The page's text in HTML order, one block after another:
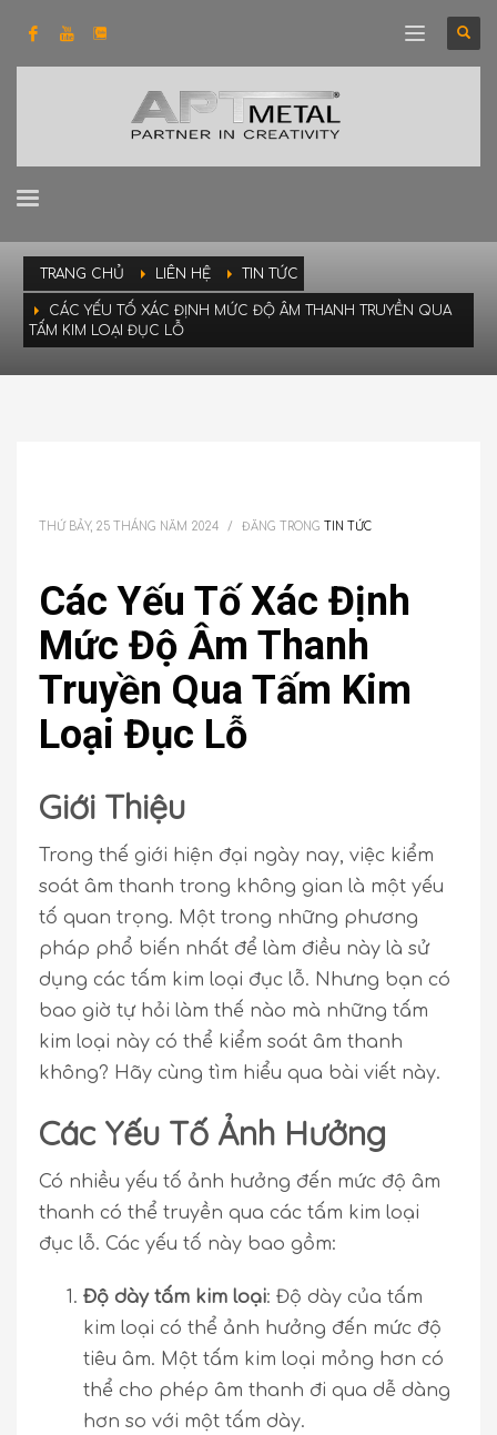
TRANG CHỦ LIÊN HỆ TIN TỨC
CÁC YẾU TỐ XÁC ĐỊNH MỨC ĐỘ ÂM THANH TRUYỀN QUA
TẤM KIM LOẠI ĐỤC LỖ
THỨ BẢY, 25 THÁNG NĂM 2024 / ĐĂNG TRONG TIN TỨC
Các Yếu Tố Xác Định
Mức Độ Âm Thanh
Truyền Qua Tấm Kim
Loại Đục Lỗ
Giới Thiệu
Trong thế giới hiện đại ngày nay, việc kiểm
soát âm thanh trong không gian là một yếu
tố quan trọng. Một trong những phương
pháp phổ biến nhất để làm điều này là sử
dụng các tấm kim loại đục lỗ. Nhưng bạn có
bao giờ tự hỏi làm thế nào mà những tấm
kim loại này có thể kiểm soát âm thanh
không? Hãy cùng tìm hiểu qua bài viết này.
Các Yếu Tố Ảnh Hưởng
Có nhiều yếu tố ảnh hưởng đến mức độ âm
thanh có thể truyền qua các tấm kim loại
đục lỗ. Các yếu tố này bao gồm:
Độ dày tấm kim loại: Độ dày của tấm
kim loại có thể ảnh hưởng đến mức độ
tiêu âm. Một tấm kim loại mỏng hơn có
thể cho phép âm thanh đi qua dễ dàng
hơn so với một tấm dày.